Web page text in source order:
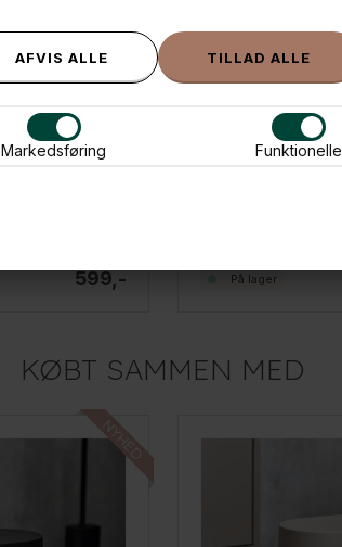
Markedsføring Funktionelle
599,- På lager
KØBT SAMMEN MED